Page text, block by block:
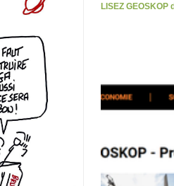
LISEZ GEOSKOP